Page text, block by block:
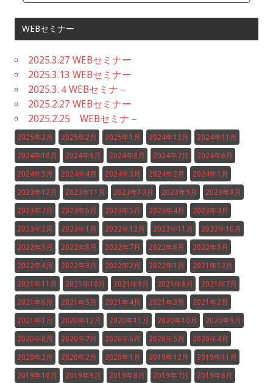
WEBセミナー
2025.3.27 WEBセミナー
2025.3.13 WEBセミナー
2025.3.４WEBセミナ－
2025.2.27 WEBセミナー
2025.2.25 WEBセミナ－
2025年3月 2025年2月 2025年1月 2024年12月 2024年11月
2024年10月 2024年9月 2024年8月 2024年7月 2024年6月
2024年5月 2024年4月 2024年3月 2024年2月 2024年1月
2023年12月 2023年11月 2023年10月 2023年9月 2023年8月
2023年7月 2023年6月 2023年5月 2023年4月 2023年3月
2023年2月 2023年1月 2022年12月 2022年11月 2022年10月
2022年9月 2022年8月 2022年7月 2022年6月 2022年5月
2022年4月 2022年3月 2022年2月 2022年1月 2021年12月
2021年11月 2021年10月 2021年9月 2021年8月 2021年7月
2021年6月 2021年5月 2021年4月 2021年3月 2021年2月
2021年1月 2020年12月 2020年11月 2020年10月 2020年9月
2020年8月 2020年7月 2020年6月 2020年5月 2020年4月
2020年3月 2020年2月 2020年1月 2019年12月 2019年11月
2019年10月 2019年9月 2019年8月 2019年7月 2019年6月